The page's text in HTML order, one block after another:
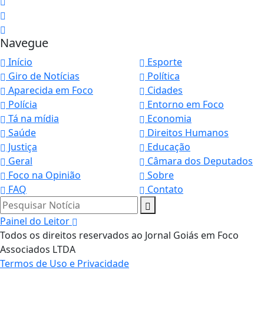
Navegue
Início
Esporte
Giro de Notícias
Política
Aparecida em Foco
Cidades
Polícia
Entorno em Foco
Tá na mídia
Economia
Saúde
Direitos Humanos
Justiça
Educação
Geral
Câmara dos Deputados
Foco na Opinião
Sobre
FAQ
Contato
Pesquisar Notícia
Painel do Leitor
Todos os direitos reservados ao Jornal Goiás em Foco
Associados LTDA
Termos de Uso e Privacidade